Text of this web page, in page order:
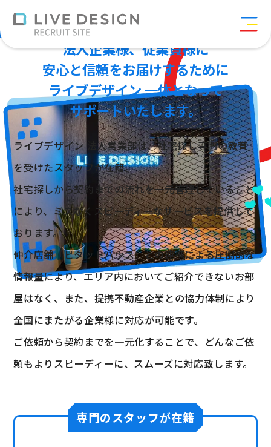
法人事業部
法人事業部
法人企業様、従業員様に
安心と信頼をお届けするために
ライブデザイン 一体となって
サポートいたします。
ライブデザイン 法人営業部は、社宅探し専門の教育
を受けたスタッフが在籍。
社宅探しから契約までの流れを一元管理していること
により、ミスなくスピーディーなサービスを提供して
おります。
仲介店舗「ピタットハウス」との連携による圧倒的な
情報量により、エリア内においてご紹介できないお部
屋はなく、
また、提携不動産企業との協力体制により
全国にまたがる企業様に対応が可能です。
ご依頼から契約までを一元化することで、どんなご依
頼もよりスピーディーに、スムーズに対応致します。
専門のスタッフが在籍